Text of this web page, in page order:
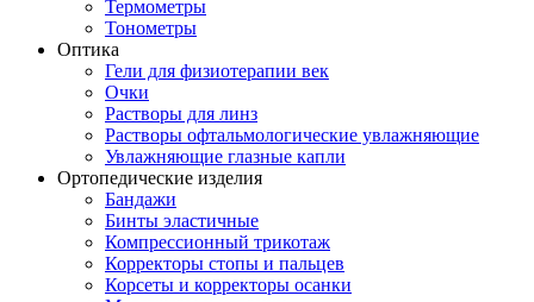
Термометры
Тонометры
Оптика
Гели для физиотерапии век
Очки
Растворы для линз
Растворы офтальмологические увлажняющие
Увлажняющие глазные капли
Ортопедические изделия
Бандажи
Бинты эластичные
Компрессионный трикотаж
Корректоры стопы и пальцев
Корсеты и корректоры осанки